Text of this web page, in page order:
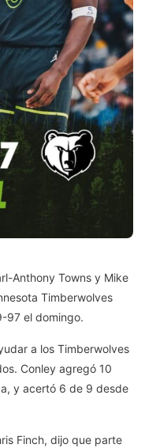
Anthony Towns y Mike
Timberwolves
97 el domingo.
a los Timberwolves
Conley agregó 10
y acertó 6 de 9 desde
Finch, dijo que parte